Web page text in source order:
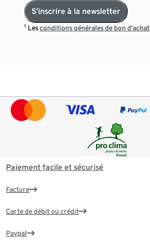
S'inscrire à la newsletter
¹ Lesconditions générales de bon d’achat
Paiement facile et sécurisé
Facture
Carte de débit ou crédit
Paypal